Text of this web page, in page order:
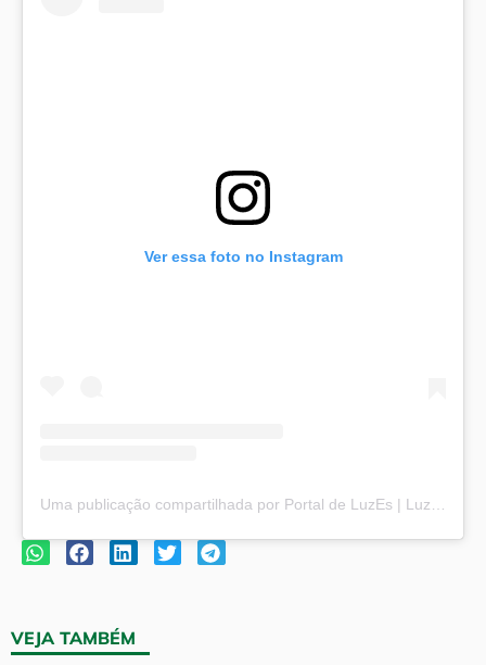
Ver essa foto no Instagram
Uma publicação compartilhada por Portal de LuzEs | Luz e Esperança (@portaldeluzes)
VEJA TAMBÉM